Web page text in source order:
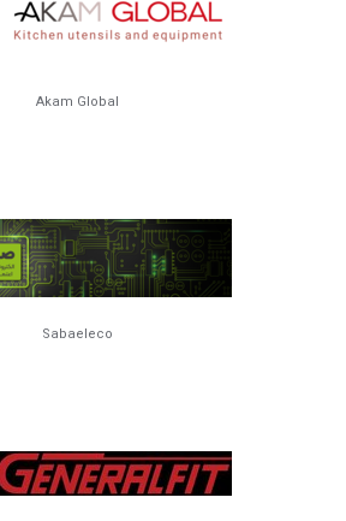
Akam Global
Sabaeleco